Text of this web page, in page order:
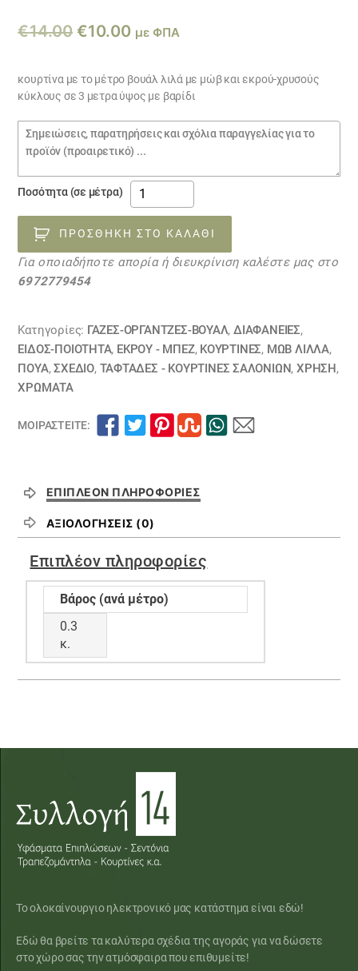
€14.00 Original
was:
€14.00.
€10.00Η
τιμή
είναι:
€10.00.
με ΦΠΑ
κουρτίνα με το μέτρο βουάλ λιλά με μώβ και εκρού-χρυσούς
κύκλους σε 3 μετρα ύψος με βαρίδι
Σημειώσεις
παραγγελίας
Ποσότητα (σε μέτρα)
κουρτίνα
βουάλ
λιλά
με
μώβ
χρυσούς
κύκλους
06012353
ΠΡΟΣΘΉΚΗ ΣΤΟ ΚΑΛΆΘΙ
Για οποιαδήποτε απορία ή διευκρίνιση καλέστε μας στο
6972779454
Κατηγορίες: ΓΆΖΕΣ-ΟΡΓΆΝΤΖΕΣ-ΒΟΥΆΛ,ΔΙΑΦΆΝΕΙΕΣ,
ΕΙΔΟΣ-ΠΟΙΟΤΗΤΑ, ΕΚΡΟΥ - ΜΠΕΖ, ΚΟΥΡΤΊΝΕΣ, ΜΩΒ ΛΙΛΛΆ,
ΠΟΥΆ,ΣΧΕΔΙΟ, ΤΑΦΤΆΔΕΣ - ΚΟΥΡΤΊΝΕΣ ΣΑΛΟΝΙΏΝ,ΧΡΗΣΗ ,
ΧΡΏΜΑΤΑ
ΜΟΙΡΑΣΤΕΊΤΕ:
ΕΠΙΠΛΈΟΝ ΠΛΗΡΟΦΟΡΊΕΣ
ΑΞΙΟΛΟΓΉΣΕΙΣ (0)
Επιπλέον πληροφορίες
Βάρος (ανά μέτρο)
0.3
κ.
Το ολοκαίνουργιο ηλεκτρονικό μας κατάστημα είναι εδώ!
Εδώ θα βρείτε τα καλύτερα σχέδια της αγοράς για να δώσετε
στο χώρο σας την ατμόσφαιρα που επιθυμείτε!